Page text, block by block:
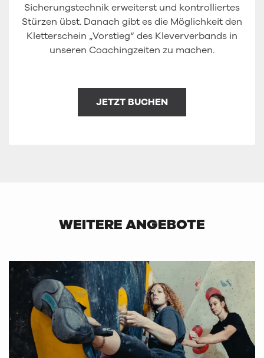
Sicherungstechnik erweiterst und kontrolliertes
Stürzen übst. Danach gibt es die Möglichkeit den
Kletterschein „Vorstieg“ des Kleververbands in
unseren Coachingzeiten zu machen.
JETZT BUCHEN
WEITERE ANGEBOTE